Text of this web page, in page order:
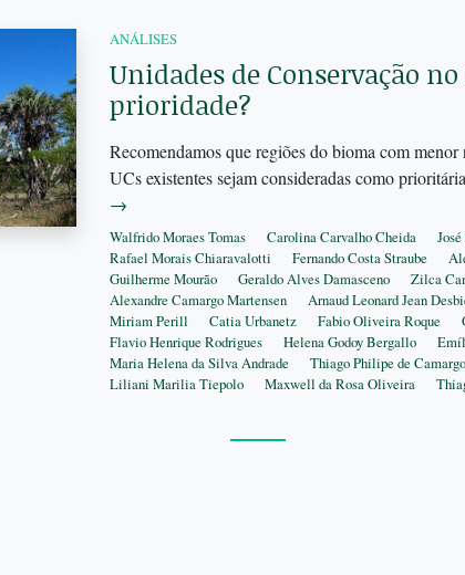
ANÁLISES
Unidades de Conservação
prioridade?
Recomendamos que regiões do bioma com
UCs existentes sejam consideradas como
→
Walfrido Moraes Tomas Carolina Carvalho Cheida
Rafael Morais Chiaravalotti
Fernando Costa Straube
Guilherme Mourão
Geraldo Alves Damasceno
Zilca
Alexandre Camargo Martensen
Arnaud Leonard Jean
Miriam Perill
Catia Urbanetz Fabio Oliveira Roque
Flavio Henrique Rodrigues
Helena Godoy Bergallo
Maria Helena da Silva Andrade
Thiago Philipe de
Liliani Marilia Tiepolo
Maxwell da Rosa Oliveira